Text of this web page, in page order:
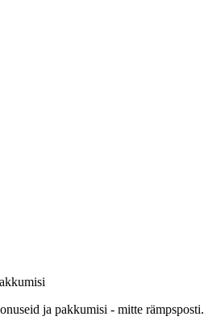
ja pakkumisi - mitte rämpsposti.